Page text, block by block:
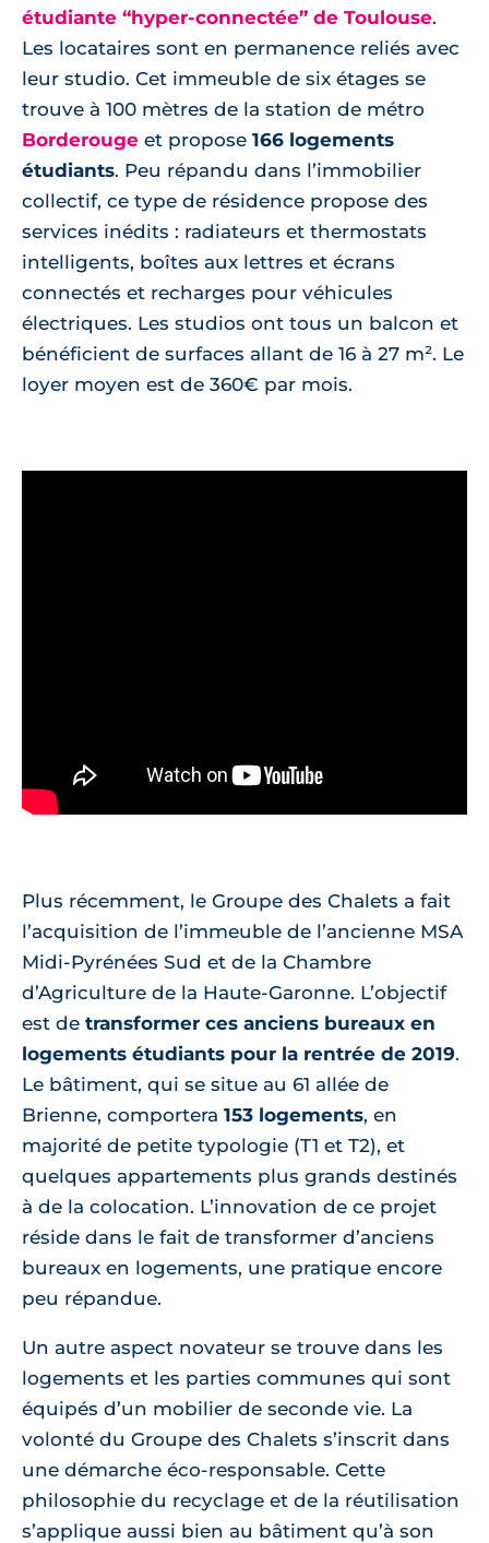
étudiante “hyper-connectée” de Toulouse.
Les locataires sont en permanence reliés avec
leur studio. Cet immeuble de six étages se
trouve à 100 mètres de la station de métro
Borderouge et propose 166 logements
étudiants. Peu répandu dans l’immobilier
collectif, ce type de résidence propose des
services inédits : radiateurs et thermostats
intelligents, boîtes aux lettres et écrans
connectés et recharges pour véhicules
électriques. Les studios ont tous un balcon et
bénéficient de surfaces allant de 16 à 27 m². Le
loyer moyen est de 360€ par mois.
Plus récemment, le Groupe des Chalets a fait
l’acquisition de l’immeuble de l’ancienne MSA
Midi-Pyrénées Sud et de la Chambre
d’Agriculture de la Haute-Garonne. L’objectif
est de transformer ces anciens bureaux en
logements étudiants pour la rentrée de 2019.
Le bâtiment, qui se situe au 61 allée de
Brienne, comportera 153 logements, en
majorité de petite typologie (T1 et T2), et
quelques appartements plus grands destinés
à de la colocation. L’innovation de ce projet
réside dans le fait de transformer d’anciens
bureaux en logements, une pratique encore
peu répandue.
Un autre aspect novateur se trouve dans les
logements et les parties communes qui sont
équipés d’un mobilier de seconde vie. La
volonté du Groupe des Chalets s’inscrit dans
une démarche éco-responsable. Cette
philosophie du recyclage et de la réutilisation
s’applique aussi bien au bâtiment qu’à son